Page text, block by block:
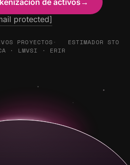
de activos →
protected]
PROYECTOS
ESTIMADOR STO
· LMVSI · ERIR